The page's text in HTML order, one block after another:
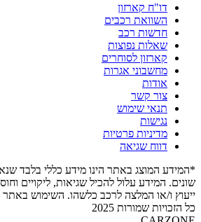
דו"ח קארזון
השוואת רכבים
חדשות רכב
שאלות נפוצות
קארזון לסוחרים
מחשבוני אגרות
אודות
צור קשר
תנאי שימוש
נגישות
מדיניות פרטיות
דווח שגיאה
*המידע המוצג באתר הינו מידע כללי בלבד
שונים. המידע עלול להכיל שגיאות, ליקויים
ייעוץ ו/או המלצה לרכב כלשהו. השימוש באתר
כל הזכויות שמורות 2025